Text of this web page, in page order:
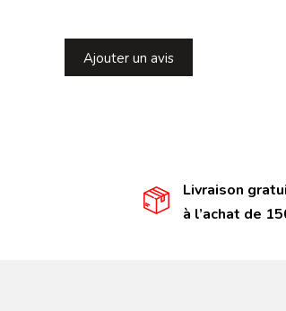
Ajouter un avis
Livraison
à l’achat de